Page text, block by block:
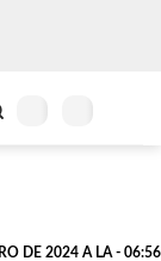
DE 2024 A LA - 06:56